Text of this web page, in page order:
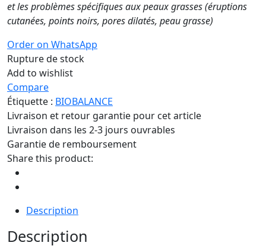
et les problèmes spécifiques aux peaux grasses (éruptions
cutanées, points noirs, pores dilatés, peau grasse)
Order on WhatsApp
Rupture de stock
Add to wishlist
Compare
Étiquette : BIOBALANCE
Livraison et retour garantie pour cet article
Livraison dans les 2-3 jours ouvrables
Garantie de remboursement
Share this product:
Description
Description